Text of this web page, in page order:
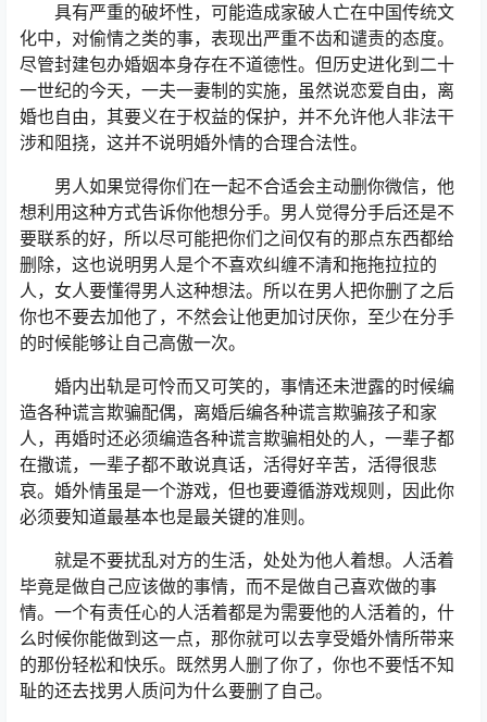
具有严重的破坏性，可能造成家破人亡在中国传统文
化中，对偷情之类的事，表现出严重不齿和谴责的态度。
尽管封建包办婚姻本身存在不道德性。但历史进化到二十
一世纪的今天，一夫一妻制的实施，虽然说恋爱自由，离
婚也自由，其要义在于权益的保护，并不允许他人非法干
涉和阻挠，这并不说明婚外情的合理合法性。
男人如果觉得你们在一起不合适会主动删你微信，他
想利用这种方式告诉你他想分手。男人觉得分手后还是不
要联系的好，所以尽可能把你们之间仅有的那点东西都给
删除，这也说明男人是个不喜欢纠缠不清和拖拖拉拉的
人，女人要懂得男人这种想法。所以在男人把你删了之后
你也不要去加他了，不然会让他更加讨厌你，至少在分手
的时候能够让自己高傲一次。
婚内出轨是可怜而又可笑的，事情还未泄露的时候编
造各种谎言欺骗配偶，离婚后编各种谎言欺骗孩子和家
人，再婚时还必须编造各种谎言欺骗相处的人，一辈子都
在撒谎，一辈子都不敢说真话，活得好辛苦，活得很悲
哀。婚外情虽是一个游戏，但也要遵循游戏规则，因此你
必须要知道最基本也是最关键的准则。
就是不要扰乱对方的生活，处处为他人着想。人活着
毕竟是做自己应该做的事情，而不是做自己喜欢做的事
情。一个有责任心的人活着都是为需要他的人活着的，什
么时候你能做到这一点，那你就可以去享受婚外情所带来
的那份轻松和快乐。既然男人删了你了，你也不要恬不知
耻的还去找男人质问为什么要删了自己。